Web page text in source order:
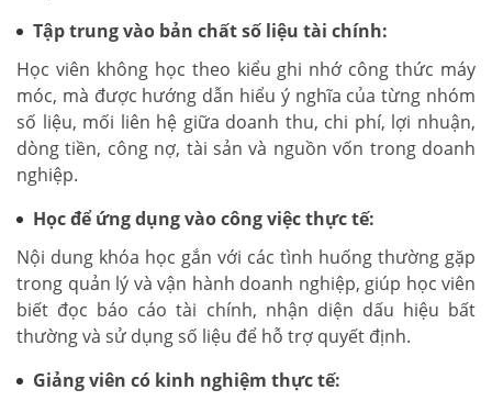
Tập trung vào bản chất số liệu tài chính:
Học viên không học theo kiểu ghi nhớ công thức máy
móc, mà được hướng dẫn hiểu ý nghĩa của từng nhóm
số liệu, mối liên hệ giữa doanh thu, chi phí, lợi nhuận,
dòng tiền, công nợ, tài sản và nguồn vốn trong doanh
nghiệp.
Học để ứng dụng vào công việc thực tế:
Nội dung khóa học gắn với các tình huống thường gặp
trong quản lý và vận hành doanh nghiệp, giúp học viên
biết đọc báo cáo tài chính, nhận diện dấu hiệu bất
thường và sử dụng số liệu để hỗ trợ quyết định.
Giảng viên có kinh nghiệm thực tế: